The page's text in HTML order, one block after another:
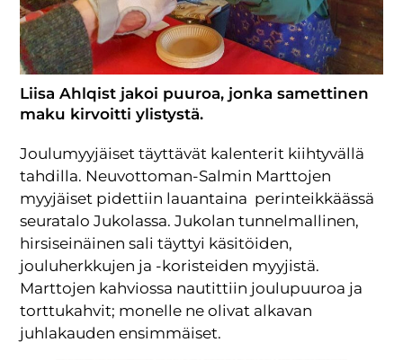
Liisa Ahlqist jakoi puuroa, jonka samettinen
maku kirvoitti ylistystä.
Joulumyyjäiset täyttävät kalenterit kiihtyvällä
tahdilla. Neuvottoman-Salmin Marttojen
myyjäiset pidettiin lauantaina perinteikkäässä
seuratalo Jukolassa. Jukolan tunnelmallinen,
hirsiseinäinen sali täyttyi käsitöiden,
jouluherkkujen ja -koristeiden myyjistä.
Marttojen kahviossa nautittiin joulupuuroa ja
torttukahvit; monelle ne olivat alkavan
juhlakauden ensimmäiset.